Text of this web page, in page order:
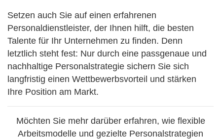
Setzen auch Sie auf einen erfahrenen
Personaldienstleister, der Ihnen hilft, die besten
Talente für Ihr Unternehmen zu finden. Denn
letztlich steht fest: Nur durch eine passgenaue und
nachhaltige Personalstrategie sichern Sie sich
langfristig einen Wettbewerbsvorteil und stärken
Ihre Position am Markt.
Möchten Sie mehr darüber erfahren, wie flexible
Arbeitsmodelle und gezielte Personalstrategien